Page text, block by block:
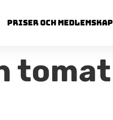
Priser och medlemskap
tomat